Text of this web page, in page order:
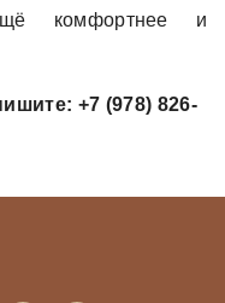
комфортнее и
+7 (978) 826-